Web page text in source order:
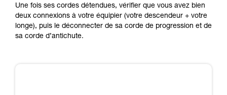
Une fois ses cordes détendues, vérifier que vous avez bien
deux connexions à votre équipier (votre descendeur + votre
longe), puis le déconnecter de sa corde de progression et de
sa corde d’antichute.